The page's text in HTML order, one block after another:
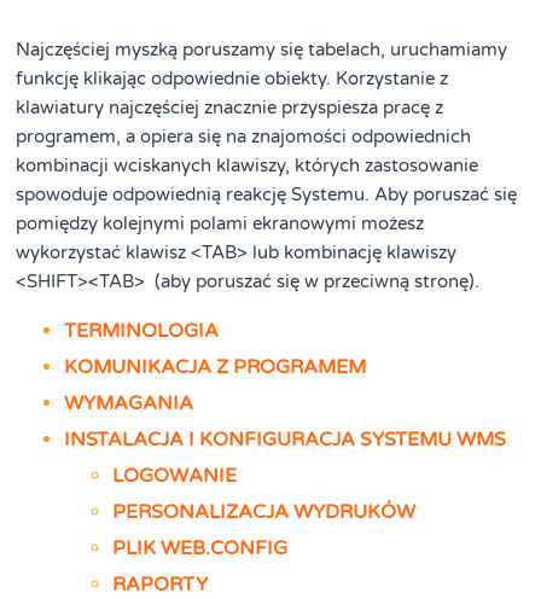
Najczęściej myszką poruszamy się tabelach, uruchamiamy
funkcję klikając odpowiednie obiekty. Korzystanie z
klawiatury najczęściej znacznie przyspiesza pracę z
programem, a opiera się na znajomości odpowiednich
kombinacji wciskanych klawiszy, których zastosowanie
spowoduje odpowiednią reakcję Systemu. Aby poruszać się
pomiędzy kolejnymi polami ekranowymi możesz
wykorzystać klawisz <TAB> lub kombinację klawiszy
<SHIFT><TAB> (aby poruszać się w przeciwną stronę).
TERMINOLOGIA
KOMUNIKACJA Z PROGRAMEM
WYMAGANIA
INSTALACJA I KONFIGURACJA SYSTEMU WMS
LOGOWANIE
PERSONALIZACJA WYDRUKÓW
PLIK WEB.CONFIG
RAPORTY